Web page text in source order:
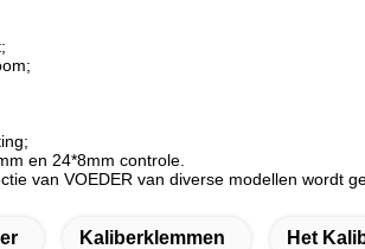
en 24*8mm controle.
van VOEDER van diverse modellen wordt
Kaliberklemmen Het